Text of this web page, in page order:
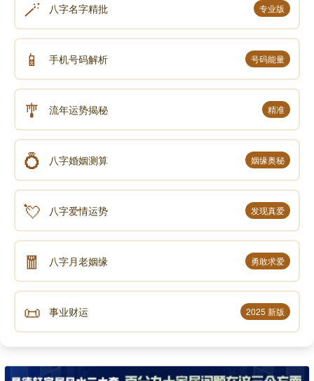
🪄 八字名字精批 专业版
📱 手机号码解析 号码能量
🎐 流年运势揭秘 精准
💍 八字婚姻测算 姻缘奥秘
💘 八字爱情运势 发现真爱
🧧 八字月老姻缘 勇敢求爱
📜 事业财运 2025 新版